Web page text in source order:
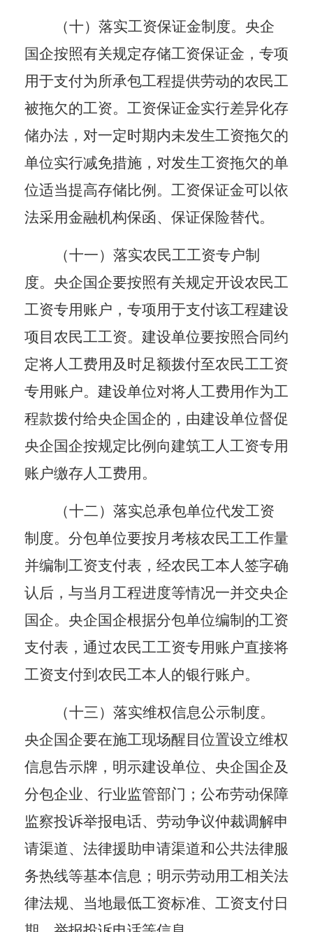
（十）落实工资保证金制度。 央企
国企按照有关规定存储工资保证金，专项
用于支付为所承包工程提供劳动的农民工
被拖欠的工资。工资保证金实行差异化存
储办法，对一定时期内未发生工资拖欠的
单位实行减免措施，对发生工资拖欠的单
位适当提高存储比例。工资保证金可以依
法采用金融机构保函、保证保险替代。
（十一）落实农民工工资专户制
度。 央企国企要按照有关规定开设农民工
工资专用账户，专项用于支付该工程建设
项目农民工工资。建设单位要按照合同约
定将人工费用及时足额拨付至农民工工资
专用账户。建设单位对将人工费用作为工
程款拨付给央企国企的，由建设单位督促
央企国企按规定比例向建筑工人工资专用
账户缴存人工费用。
（十二）落实总承包单位代发工资
制度。 分包单位要按月考核农民工工作量
并编制工资支付表，经农民工本人签字确
认后，与当月工程进度等情况一并交央企
国企。央企国企根据分包单位编制的工资
支付表，通过农民工工资专用账户直接将
工资支付到农民工本人的银行账户。
（十三）落实维权信息公示制度。
央企国企要在施工现场醒目位置设立维权
信息告示牌，明示建设单位、央企国企及
分包企业、行业监管部门；公布劳动保障
监察投诉举报电话、劳动争议仲裁调解申
请渠道、法律援助申请渠道和公共法律服
务热线等基本信息；明示劳动用工相关法
律法规、当地最低工资标准、工资支付日